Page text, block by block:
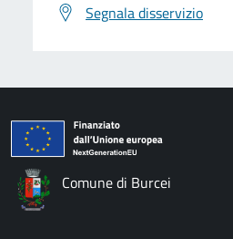
Segnala disservizio
Comune di Burcei